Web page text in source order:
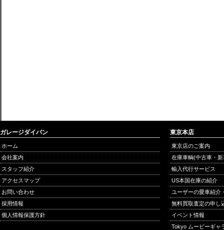
ガレージダイバン
ホーム
会社案内
スタッフ紹介
アクセスマップ
お問い合わせ
採用情報
個人情報保護方針
東京本店
東京店のご案内
在庫車輌(中古車・
輸入代行サービス
US本国在庫の紹介
ユーザーの愛車紹介
無料買取査定の申し
イベント情報
Tokyo ムービーギャ